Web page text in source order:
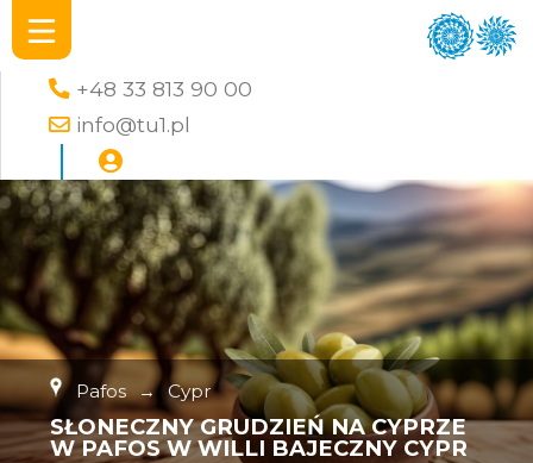
+48 33 813 90 00
info@tu1.pl
Pafos → Cypr
SŁONECZNY GRUDZIEŃ NA CYPRZE
W PAFOS W WILLI BAJECZNY CYPR